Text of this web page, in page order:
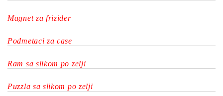
Magnet za frizider
Podmetaci za case
Ram sa slikom po zelji
Puzzla sa slikom po zelji